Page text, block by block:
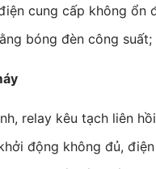
cung cấp không ổn
bóng đèn công
relay kêu tạch liên
động không đủ,